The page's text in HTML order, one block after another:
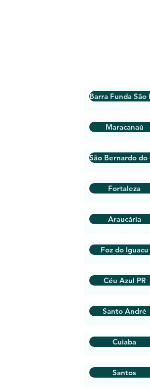
Barra Funda São
Maracanaú
São Bernardo do
Fortaleza
Araucária
Foz do Iguacu
Céu Azul PR
Santo André
Cuiaba
Santos